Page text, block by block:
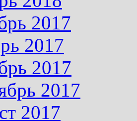
2017
2017
2017
2017
2017